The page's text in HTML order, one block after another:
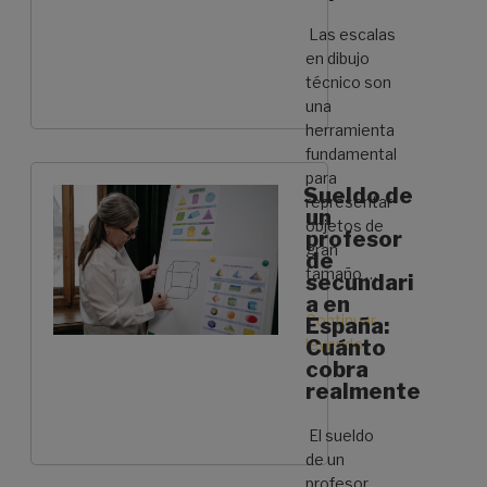
Las escalas
en dibujo
técnico son
una
herramienta
fundamental
para
representar
objetos de
gran
tamaño …
Continuar
leyendo«Escala
en
el
Técnico:
Sueldo de
un
profesor
de
secundari
a en
España:
Cuánto
cobra
realmente
El sueldo
de un
profesor